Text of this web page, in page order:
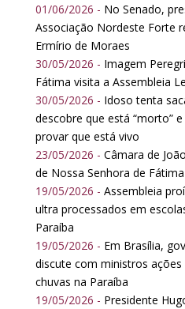
01/06/2026 - No Senado,
Associação Nordeste Forte
Ermírio de Moraes
30/05/2026 - Imagem
Fátima visita a Assembleia
30/05/2026 - Idoso tenta
descobre que está “morto”
provar que está vivo
23/05/2026 - Câmara de
de Nossa Senhora de
19/05/2026 - Assembleia
ultra processados em
Paraíba
19/05/2026 - Em Brasília,
discute com ministros
chuvas na Paraíba
19/05/2026 - Presidente